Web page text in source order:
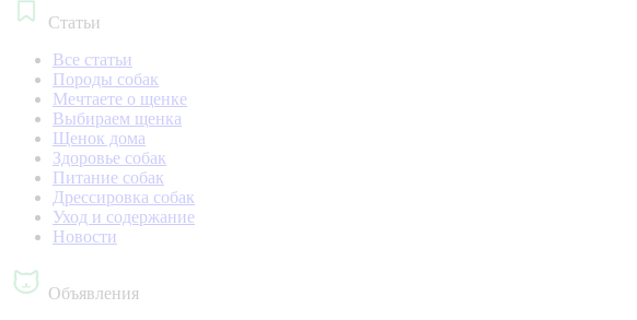
Статьи
Все статьи
Породы собак
Мечтаете о щенке
Выбираем щенка
Щенок дома
Здоровье собак
Питание собак
Дрессировка собак
Уход и содержание
Новости
Объявления